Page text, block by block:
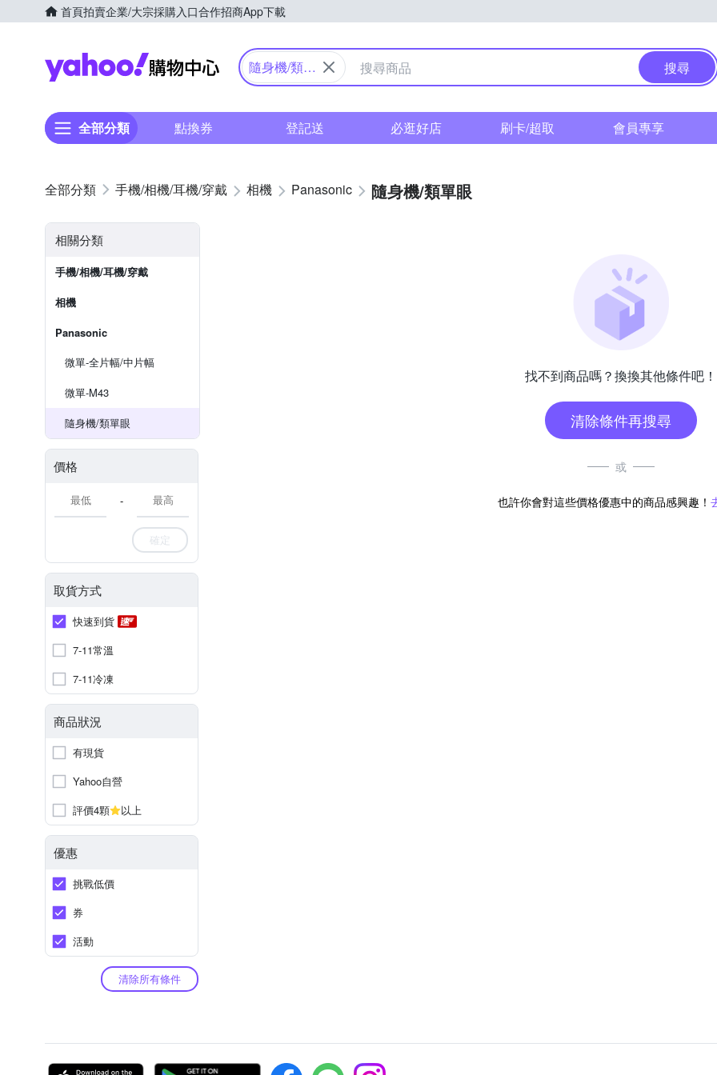
首頁拍賣企業/大宗採購入口合作招商App下載
Yahoo購物中心
隨身機/類單
搜尋
全部分類 點換券 登記送 必逛好店 刷卡/超取 會員專享
手機/相機/耳機/穿戴 相機 Panasonic 隨身機/類單眼
相關分類
手機/相機/耳機/穿戴
相機
Panasonic
微單-全片幅/中片幅
微單-M43
隨身機/類單眼
價格
-
確定
取貨方式
快速到貨
7-11常溫
7-11冷凍
商品狀況
有現貨
Yahoo自營
評價4顆
以上
優惠
挑戰低價
券
活動
清除所有條件
找不到商品嗎？換換其他條件吧！
清除條件再搜尋
或
也許你會對這些價格優惠中的商品感興趣！